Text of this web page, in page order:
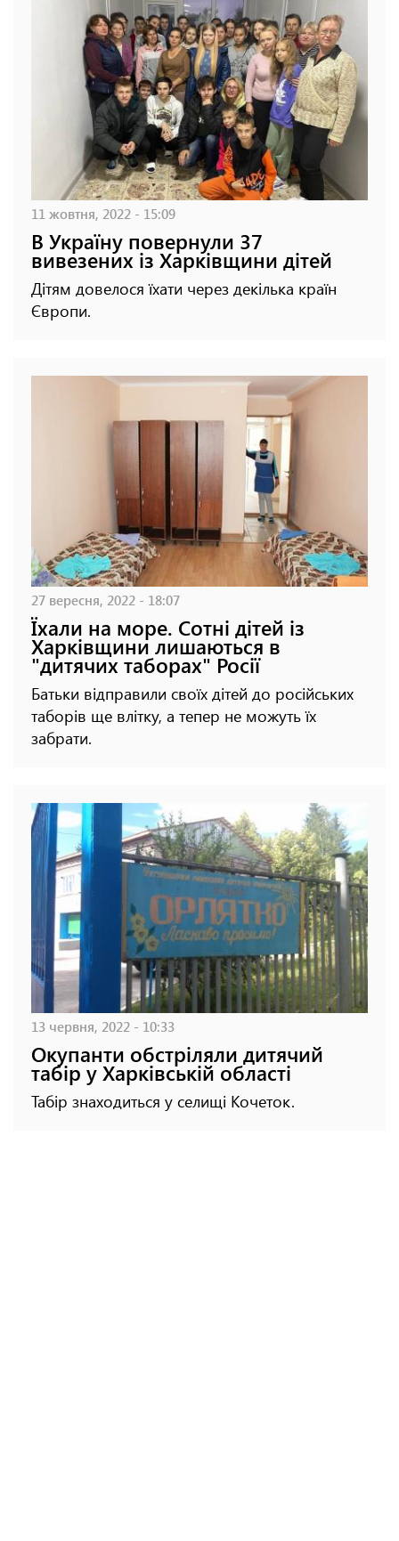
11 жовтня, 2022 - 15:09
В Україну повернули 37
вивезених із Харківщини дітей
Дітям довелося їхати через декілька країн
Європи.
27 вересня, 2022 - 18:07
Їхали на море. Сотні дітей із
Харківщини лишаються в
"дитячих таборах" Росії
Батьки відправили своїх дітей до російських
таборів ще влітку, а тепер не можуть їх
забрати.
13 червня, 2022 - 10:33
Окупанти обстріляли дитячий
табір у Харківській області
Табір знаходиться у селищі Кочеток.